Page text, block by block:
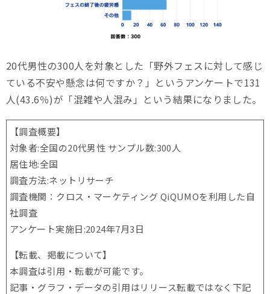
20代男性の300人を対象とした「野外フェスに対して感じ
ている不安や懸念は何ですか？」というアンケートで131
人(43.6％)が「混雑や人混み」という結果になりました。
【調査概要】
対象者:全国の20代男性 サンプル数:300人
居住地:全国
調査方法:ネットリサーチ
調査機関：クロス・マーケティング QiQUMOを利用した自
社調査
アンケート実施日:2024年7月3日
【転載、掲載について】
本調査は引用・転載が可能です。
記事・グラフ・データの引用はリリース転載ではなく下記